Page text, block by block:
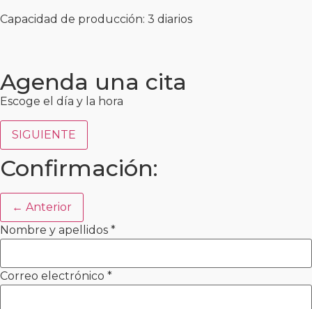
Capacidad de producción: 3 diarios
Agenda una cita
Escoge el día y la hora
SIGUIENTE
Confirmación:
← Anterior
Nombre y apellidos *
Correo electrónico *